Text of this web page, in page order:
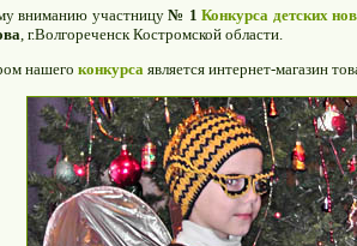
вниманию участницу№ 1 Конкурса детских
, г.Волгореченск Костромской области.
нашего конкурса является интернет-магазин